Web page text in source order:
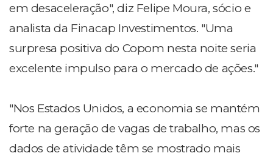
em desaceleração", diz Felipe Moura, sócio e
analista da Finacap Investimentos. "Uma
surpresa positiva do Copom nesta noite seria
excelente impulso para o mercado de ações."
"Nos Estados Unidos, a economia se mantém
forte na geração de vagas de trabalho, mas os
dados de atividade têm se mostrado mais